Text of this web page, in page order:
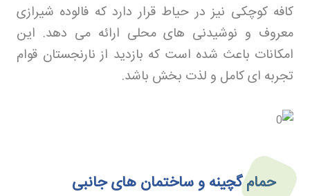
کافه کوچکی نیز در حیاط قرار دارد که فالوده شیرازی
معروف و نوشیدنی های محلی ارائه می دهد. این
امکانات باعث شده است که بازدید از نارنجستان قوام
تجربه ای کامل و لذت بخش باشد.
حمام گچینه و ساختمان های جانبی